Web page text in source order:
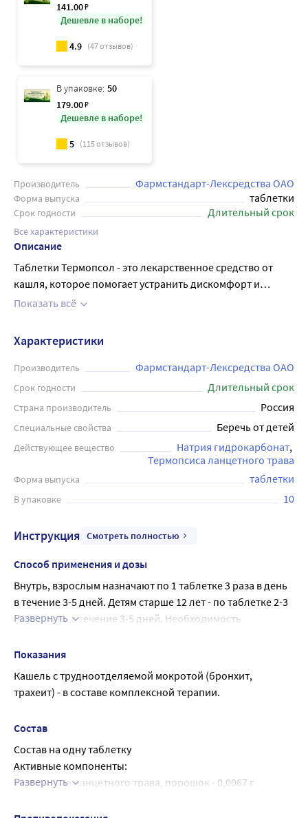
141.00₽
Дешевле в наборе!
4.9 (47отзывов)
В упаковке: 50
179.00₽
Дешевле в наборе!
5 (115отзывов)
Производитель Фармстандарт-Лексредства ОАО
Форма выпуска таблетки
Срок годности Длительный срок
Все характеристики
Описание
Таблетки Термопсол - это лекарственное средство от
кашля, которое помогает устранить дискомфорт и
облегчить дыхание. Они содержат натуральные
такие как термопсис, натрий гидрокарбонат. Таблетки
имеют небольшое количество противопоказаний к
применению, взрослым назначают по 1 таблетке 3 раза в
день в течение 3-5 дней. Детям старше 12 лет - по
Необходимость назначения повторного курса
определяется врачом.
Показать всё
Характеристики
Производитель Фармстандарт-Лексредства ОАО
Срок годности Длительный срок
Страна производитель Россия
Специальные свойства Беречь от детей
Действующее вещество
Натрия гидрокарбонат
Термопсиса ланцетного трава
Форма выпуска таблетки
В упаковке 10
Инструкция Смотреть полностью
Способ применения и дозы
Внутрь, взрослым назначают по 1 таблетке 3 раза в день
в течение 3-5 дней. Детям старше 12 лет - по таблетке 2-3
раза в день в течение 3-5 дней. Необходимость
Высшие дозы для взрослых внутрь (в пересчете на
термопсис): разовая - 0,l г; суточная - 0,3 г.
Развернуть
Показания
Кашель с трудноотделяемой мокротой (бронхит,
трахеит) - в составе комплексной терапии.
Состав
Состав на одну таблетку
Активные компоненты:
Термопсиса ланцетного трава, порошок - 0,0067 г
Вспомогательные вещества:
Развернуть